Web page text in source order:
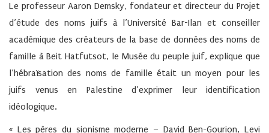
Le professeur Aaron Demsky, fondateur et directeur du Projet
d’étude des noms juifs à l’Université Bar-Ilan et conseiller
académique des créateurs de la base de données des noms de
famille à Beit Hatfutsot, le Musée du peuple juif, explique que
l’hébraïsation des noms de famille était un moyen pour les
juifs venus en Palestine d’exprimer leur identification
idéologique.
« Les pères du sionisme moderne – David Ben-Gourion, Levi